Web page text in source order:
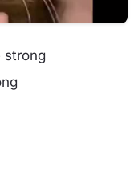
strong